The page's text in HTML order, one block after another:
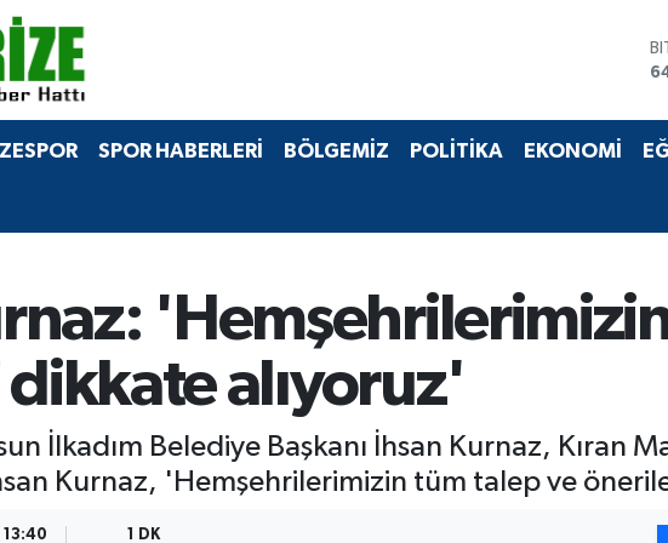
SPOR HABERLERİ BÖLGEMİZ POLİTİKA EKONOMİ
alıyoruz'
İlkadım Belediye Başkanı İhsan Kurnaz, Kıran
Kurnaz, 'Hemşehrilerimizin tüm talep ve
13:40 1 DK